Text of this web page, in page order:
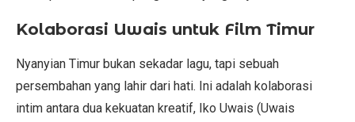
Kolaborasi Uwais untuk Film Timur
Nyanyian Timur bukan sekadar lagu, tapi sebuah
persembahan yang lahir dari hati. Ini adalah kolaborasi
intim antara dua kekuatan kreatif, Iko Uwais (Uwais